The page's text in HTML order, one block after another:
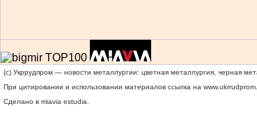
(c) Укррудпром — новости металлургии: цветная металлургия, черная
При цитировании и использовании материалов ссылка на
Сделано в miavia estudia.